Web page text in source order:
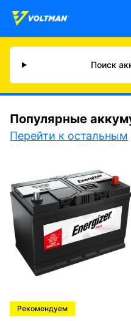
Поиск
Популярные
Перейти к остальным
Рекомендуем